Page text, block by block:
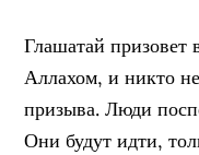
Глашатай призовет
Аллахом, и никто
призыва. Люди
Они будут идти,